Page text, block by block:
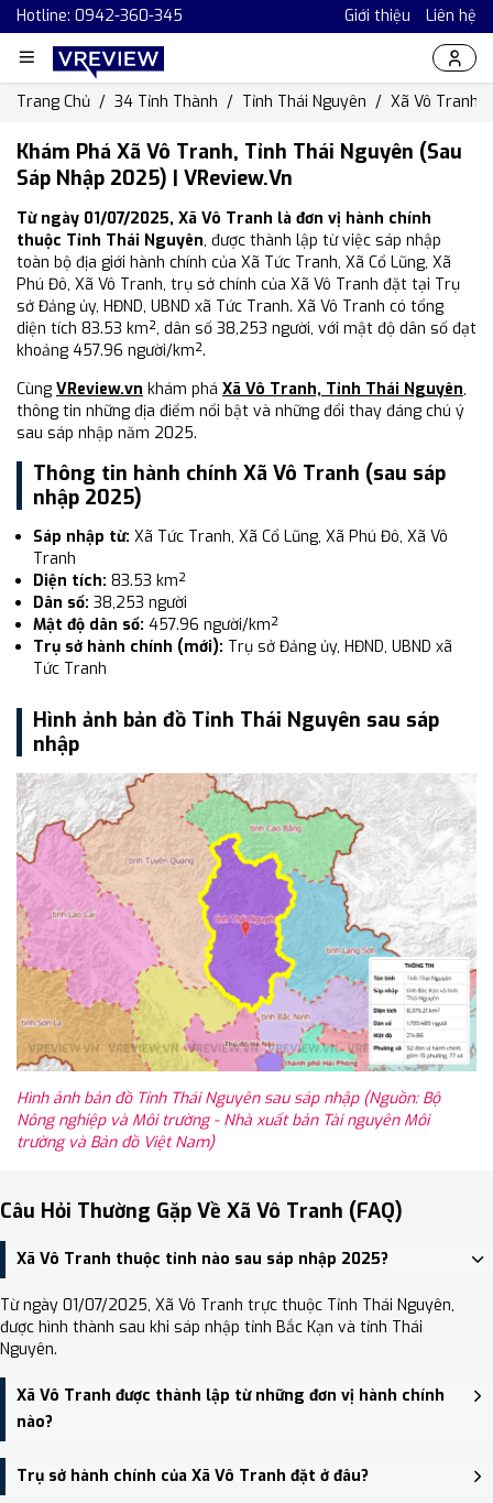
Hotline: 0942-360-345 Giới thiệu Liên hệ
Trang Chủ 34 Tỉnh Thành Tỉnh Thái Nguyên Xã Vô Tranh
Khám Phá Xã Vô Tranh, Tỉnh Thái Nguyên (Sau
Sáp Nhập 2025) | VReview.vn
Từ ngày 01/07/2025, Xã Vô Tranh là đơn vị hành chính
thuộc Tỉnh Thái Nguyên, được thành lập từ việc sáp nhập
toàn bộ địa giới hành chính của Xã Tức Tranh, Xã Cổ Lũng, Xã
Phú Đô, Xã Vô Tranh, trụ sở chính của Xã Vô Tranh đặt tại Trụ
sở Đảng ủy, HĐND, UBND xã Tức Tranh. Xã Vô Tranh có tổng
diện tích 83.53 km², dân số 38,253 người, với mật độ dân số đạt
khoảng 457.96 người/km².
Cùng VReview.vn khám phá Xã Vô Tranh, Tỉnh Thái Nguyên,
thông tin những địa điểm nổi bật và những đổi thay đáng chú ý
sau sáp nhập năm 2025.
Thông tin hành chính Xã Vô Tranh (sau sáp
nhập 2025)
Sáp nhập từ: Xã Tức Tranh, Xã Cổ Lũng, Xã Phú Đô, Xã Vô
Tranh
Diện tích: 83.53 km²
Dân số: 38,253 người
Mật độ dân số: 457.96 người/km²
Trụ sở hành chính (mới): Trụ sở Đảng ủy, HĐND, UBND xã
Tức Tranh
Hình ảnh bản đồ Tỉnh Thái Nguyên sau sáp
nhập
Hình ảnh bản đồ Tỉnh Thái Nguyên sau sáp nhập (Nguồn: Bộ
Nông nghiệp và Môi trường - Nhà xuất bản Tài nguyên Môi
trường và Bản đồ Việt Nam)
Câu Hỏi Thường Gặp Về Xã Vô Tranh (FAQ)
Xã Vô Tranh thuộc tỉnh nào sau sáp nhập 2025?
Từ ngày 01/07/2025, Xã Vô Tranh trực thuộc Tỉnh Thái Nguyên,
được hình thành sau khi sáp nhập tỉnh Bắc Kạn và tỉnh Thái
Nguyên.
Xã Vô Tranh được thành lập từ những đơn vị hành chính
nào?
Xã Vô Tranh được thành lập trên cơ sở sáp nhập Xã Tức Tranh, Xã
Cổ Lũng, Xã Phú Đô, Xã Vô Tranh.
Trụ sở hành chính của Xã Vô Tranh đặt ở đâu?